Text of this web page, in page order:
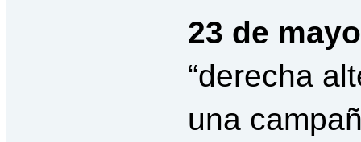
23 de
“derecha
una